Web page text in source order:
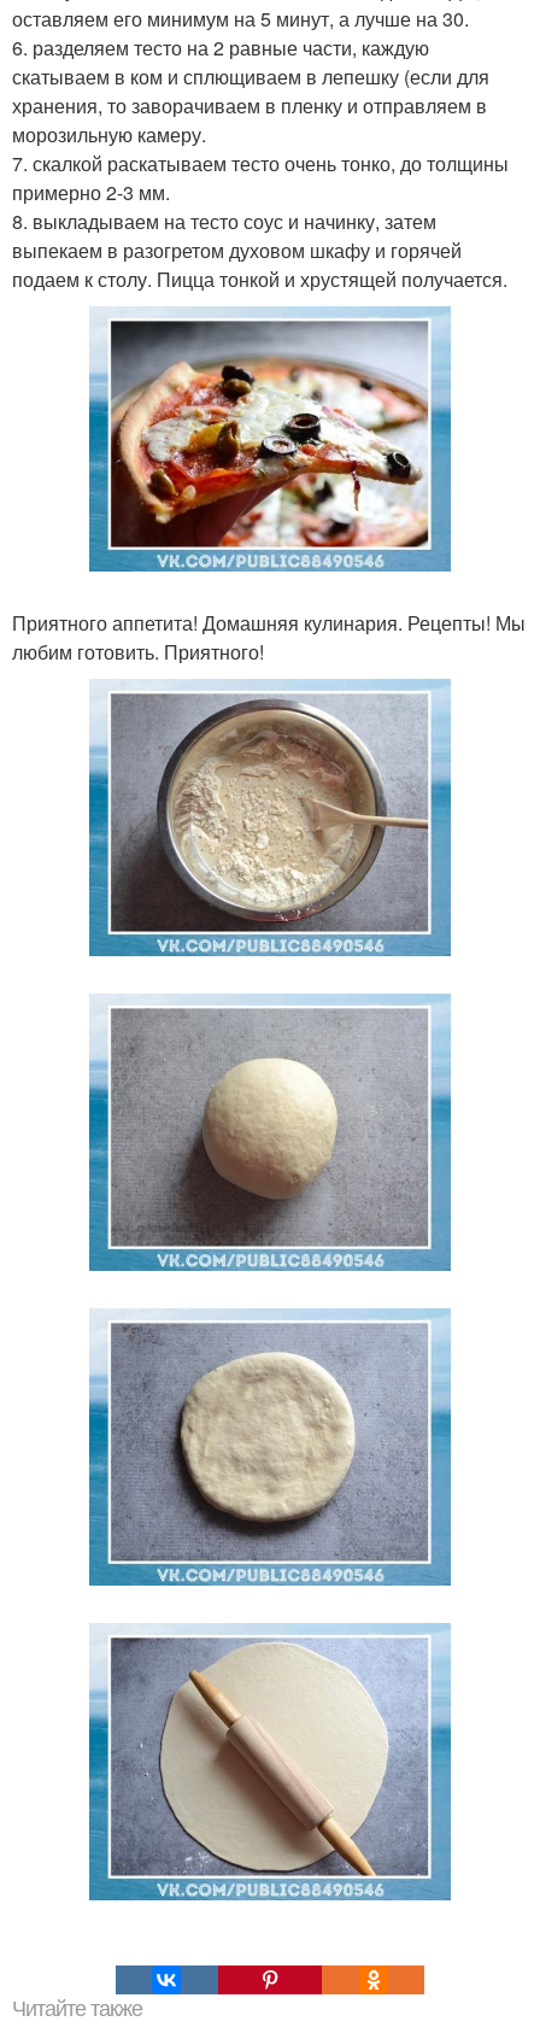
оставляем его минимум на 5 минут, а лучше на 30.
6. разделяем тесто на 2 равные части, каждую
скатываем в ком и сплющиваем в лепешку (если для
хранения, то заворачиваем в пленку и отправляем в
морозильную камеру.
7. скалкой раскатываем тесто очень тонко, до толщины
примерно 2-3 мм.
8. выкладываем на тесто соус и начинку, затем
выпекаем в разогретом духовом шкафу и горячей
подаем к столу. Пицца тонкой и хрустящей получается.
Приятного аппетита! Домашняя кулинария. Рецепты! Мы
любим готовить. Приятного!
Читайте также